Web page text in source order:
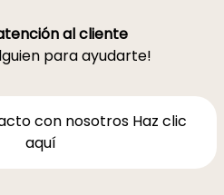
al cliente
para ayudarte!
con nosotros Haz clic
aquí